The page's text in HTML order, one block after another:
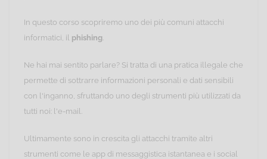
In questo corso scopriremo uno dei più comuni attacchi
informatici, il phishing
Ne hai mai sentito parlare? Si tratta di una pratica illegale che
permette di sottrarre informazioni personali e dati sensibili
con l'inganno, sfruttando uno degli strumenti più utilizzati da
tutti noi: l'e-mail.
Ultimamente sono in crescita gli attacchi tramite altri
strumenti come le app di messaggistica istantanea e i social